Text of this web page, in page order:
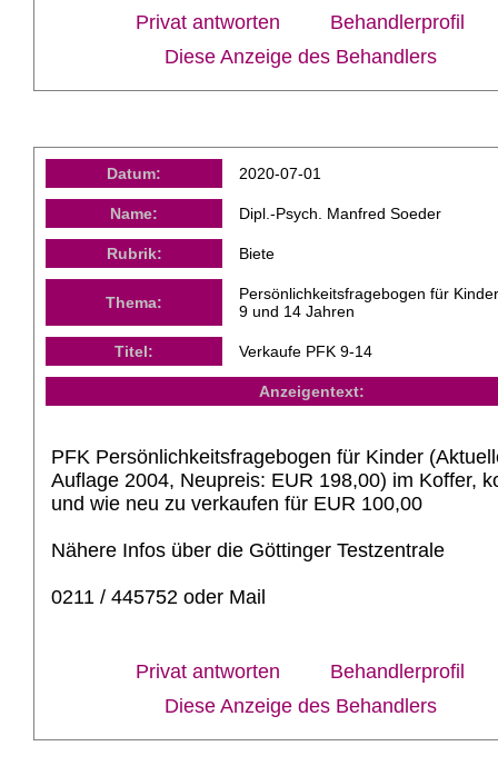
Privat antworten
Behandlerprofil
Diese Anzeige des Behandlers
Datum: 2020-07-01
Name: Dipl.-Psych. Manfred Soeder
Rubrik: Biete
Thema:
Persönlichkeitsfragebogen für
9 und 14 Jahren
Titel: Verkaufe PFK 9-14
Anzeigentext:
PFK Persönlichkeitsfragebogen für Kinder
Auflage 2004, Neupreis: EUR 198,00) im Koffer,
und wie neu zu verkaufen für EUR 100,00
Nähere Infos über die Göttinger Testzentrale
0211 / 445752 oder Mail
Privat antworten
Behandlerprofil
Diese Anzeige des Behandlers